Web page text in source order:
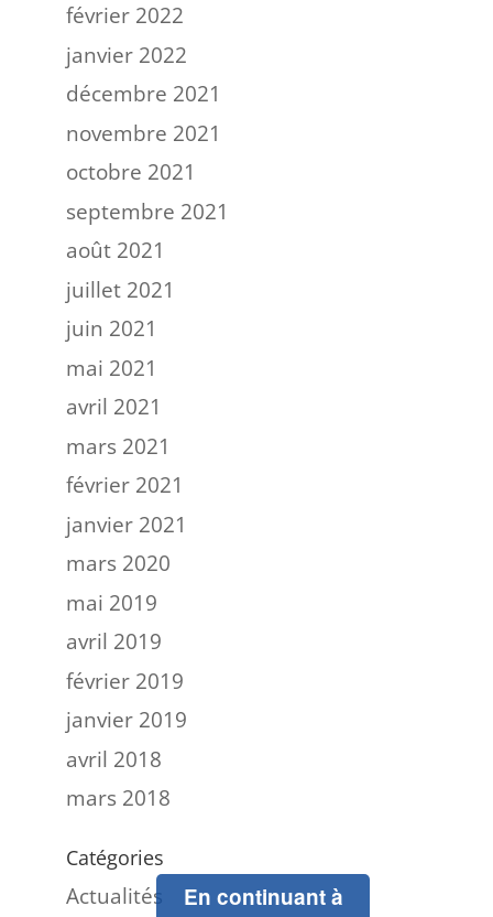
février 2022
janvier 2022
décembre 2021
novembre 2021
octobre 2021
septembre 2021
août 2021
juillet 2021
juin 2021
mai 2021
avril 2021
mars 2021
février 2021
janvier 2021
mars 2020
mai 2019
avril 2019
février 2019
janvier 2019
avril 2018
mars 2018
Catégories
Actualités
En continuant à